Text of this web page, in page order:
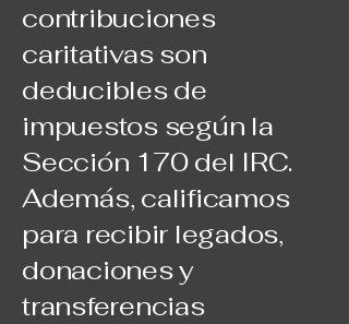
contribuciones
caritativas son
deducibles de
impuestos según la
Sección 170 del IRC.
Además, calificamos
para recibir legados,
donaciones y
transferencias